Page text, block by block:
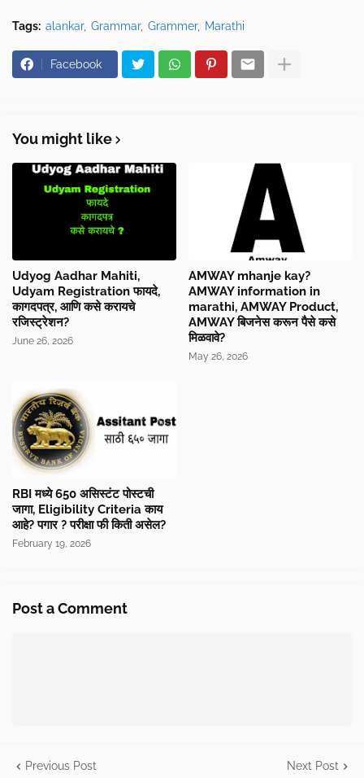
Tags: alankar Grammar Grammer Marathi
Facebook
You might like
Udyog Aadhar Mahiti,
Udyam Registration फायदे,
कागदपत्र, आणि कसे करायचे
रजिस्ट्रेशन?
June 26, 2026
AMWAY mhanje kay?
AMWAY information in
marathi, AMWAY Product,
AMWAY बिजनेस करून पैसे कसे
मिळवावे?
May 26, 2026
RBI मध्ये 650 असिस्टंट पोस्टची
जागा, Eligibility Criteria काय
आहे? पगार ? परीक्षा फी किती असेल?
February 19, 2026
Post a Comment
Previous Post Next Post